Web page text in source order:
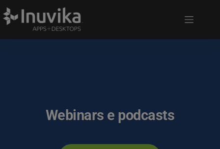
Webinars e podcasts